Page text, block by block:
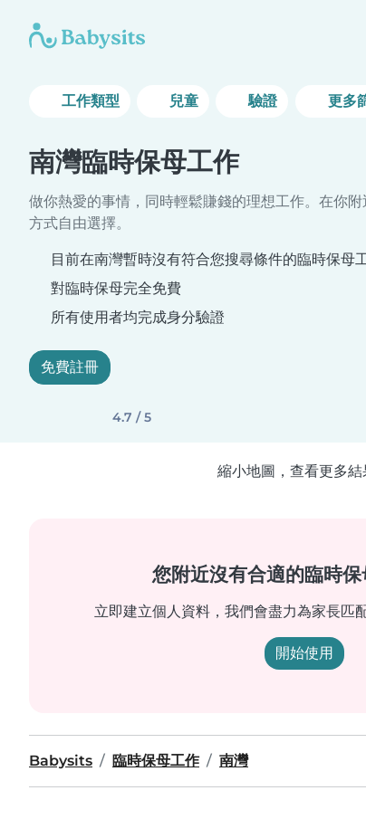
工作類型 兒童 驗證 更多
南灣臨時保母工作
做你熱愛的事情，同時輕鬆賺錢的理想工作。在你
方式自由選擇。
目前在南灣暫時沒有符合您搜尋條件的臨時保母工
對臨時保母完全免費
所有使用者均完成身分驗證
免費註冊
4.7 / 5
縮小地圖，查看更多結
您附近沒有合適的臨時保
立即建立個人資料，我們會盡力為家長匹
開始使用
Babysits 臨時保母工作 南灣